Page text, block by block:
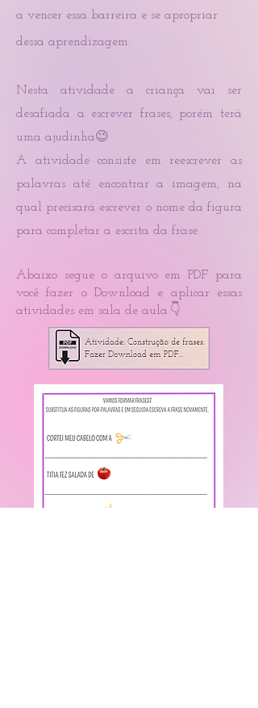
a vencer essa barreira e se apropriar
dessa aprendizagem.
Nesta atividade a criança vai ser
desafiada a escrever frases, porém terá
uma ajudinha😉
A atividade consiste em reescrever as
palavras até encontrar a imagem, na
qual precisará escrever o nome da figura
para completar a escrita da frase.
Abaixo segue o arquivo em PDF para
você fazer o Download e aplicar essas
atividades em sala de aula.👇